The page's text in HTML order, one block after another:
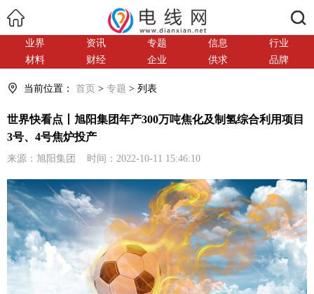
业界 资讯 专题 信息
行业
材料
财经 企业 供求 品牌
当前位置： 首页 > 专题 > 列表
世界快看点丨旭阳集团年产300万吨焦化及制氢综合利用项目
3号、4号焦炉投产
来源：旭阳集团 时间：2022-10-11 15:46:10